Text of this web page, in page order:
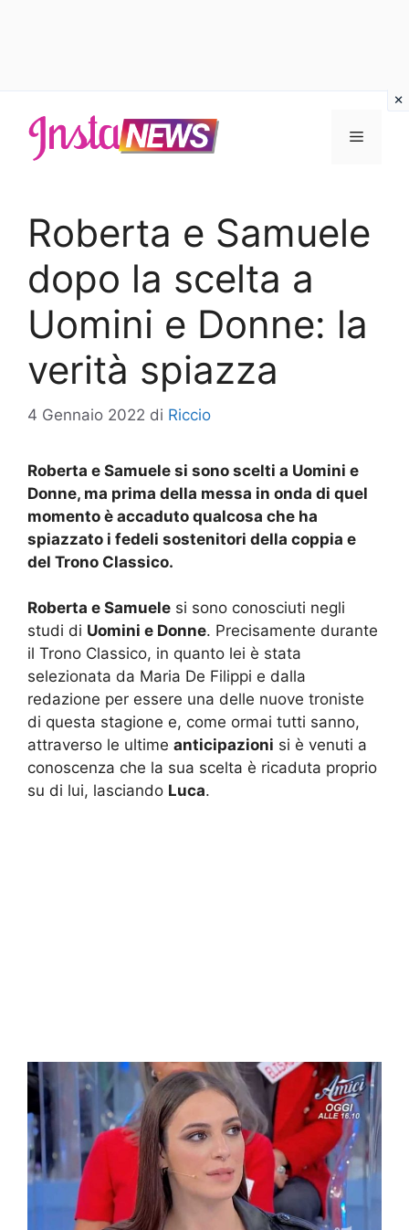
contenuto
Menu
Roberta e Samuele
dopo la scelta a
Uomini e Donne: la
verità spiazza
4 Gennaio 2022 di Riccio
Roberta e Samuele si sono scelti a Uomini e
Donne, ma prima della messa in onda di quel
momento è accaduto qualcosa che ha
spiazzato i fedeli sostenitori della coppia e
del Trono Classico.
Roberta e Samuele si sono conosciuti negli
studi di Uomini e Donne. Precisamente durante
il Trono Classico, in quanto lei è stata
selezionata da Maria De Filippi e dalla
redazione per essere una delle nuove troniste
di questa stagione e, come ormai tutti sanno,
attraverso le ultime anticipazioni si è venuti a
conoscenza che la sua scelta è ricaduta proprio
su di lui, lasciando Luca.